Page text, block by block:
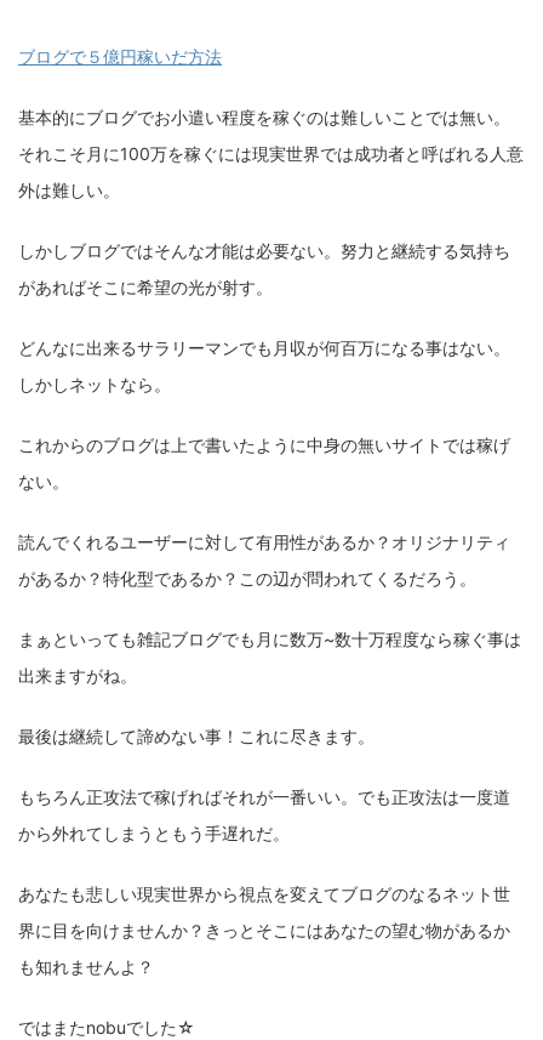
ブログで５億円稼いだ方法
基本的にブログでお小遣い程度を稼ぐのは難しいことでは無い。
それこそ月に100万を稼ぐには現実世界では成功者と呼ばれる人意
外は難しい。
しかしブログではそんな才能は必要ない。努力と継続する気持ち
があればそこに希望の光が射す。
どんなに出来るサラリーマンでも月収が何百万になる事はない。
しかしネットなら。
これからのブログは上で書いたように中身の無いサイトでは稼げ
ない。
読んでくれるユーザーに対して有用性があるか？オリジナリティ
があるか？特化型であるか？この辺が問われてくるだろう。
まぁといっても雑記ブログでも月に数万~数十万程度なら稼ぐ事は
出来ますがね。
最後は継続して諦めない事！これに尽きます。
もちろん正攻法で稼げればそれが一番いい。でも正攻法は一度道
から外れてしまうともう手遅れだ。
あなたも悲しい現実世界から視点を変えてブログのなるネット世
界に目を向けませんか？きっとそこにはあなたの望む物があるか
も知れませんよ？
ではまたnobuでした☆